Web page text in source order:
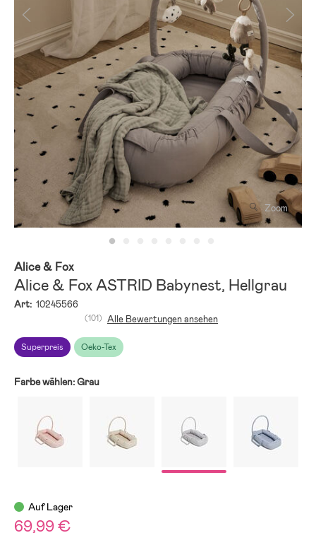
Zoom
Alice & Fox
Alice & Fox ASTRID Babynest, Hellgrau
Art: 10245566
Superpreis Oeko-Tex
(101) Alle Bewertungen ansehen
Farbe wählen:Grau
Auf Lager
69,99 €